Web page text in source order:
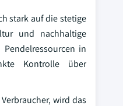
stark auf die stetige
und nachhaltige
in
Kontrolle über
wird das